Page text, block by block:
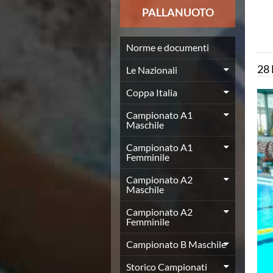
News
Europei a modo Mei
Nuoto
Eventi attività agonistica
Calendario nazionale
Norme e documenti
Risultati e Classifiche
Graduatorie
Graduatorie Stagione 2025-2026
Azzurri
Records
News
Flash News
Pallanuoto
Norme e documenti
Le Nazionali
Coppa Italia
Campionato A1 Maschile
Campionato A1 Femminile
PALLANUOTO
Norme e documenti
Le Nazionali
Coppa Italia
Campionato A1
Maschile
Campionato A1
Femminile
Campionato A2
Maschile
Campionato A2
Femminile
Campionato B Maschile
Storico Campionati
28